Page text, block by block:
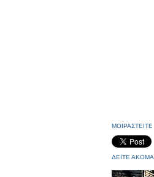
ΜΟΙΡΑΣΤΕΙΤΕ
ΔΕΙΤΕ ΑΚΟΜΑ